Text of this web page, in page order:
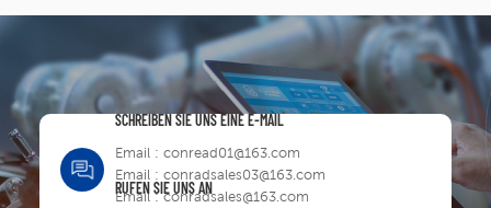
SCHREIBEN SIE UNS EINE E-MAIL
Email : conread01@163.com
Email : conradsales03@163.com
Email :conradsales@163.com
RUFEN SIE UNS AN